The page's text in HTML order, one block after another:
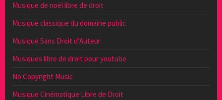
Musique de noël libre de droit
Musique classique du domaine public
Musique Sans Droit d’Auteur
Musiques libre de droit pour youtube
No Copyright Music
Musique Cinématique Libre de Droit